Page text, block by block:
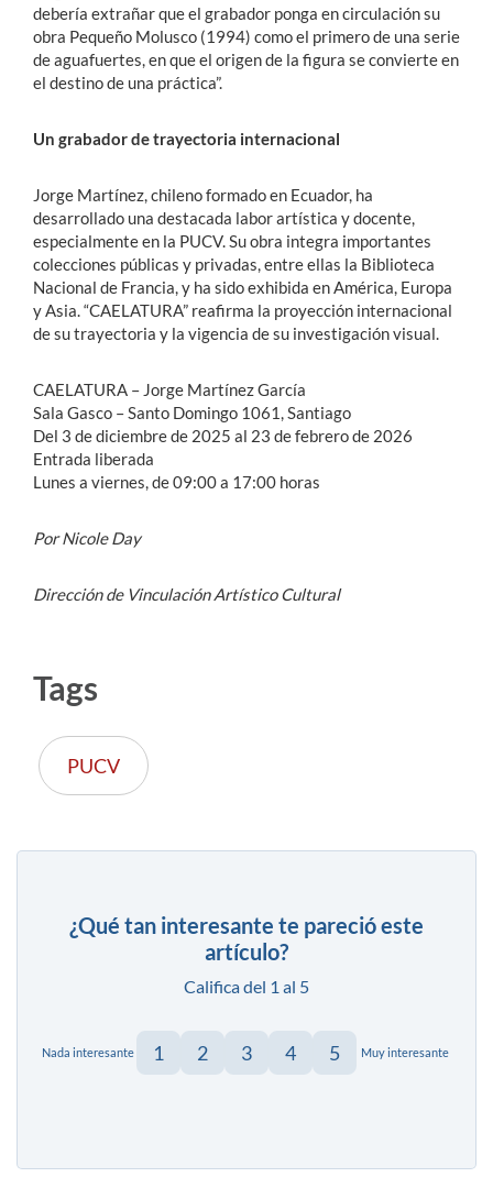
debería extrañar que el grabador ponga en circulación su
obra Pequeño Molusco (1994) como el primero de una serie
de aguafuertes, en que el origen de la figura se convierte en
el destino de una práctica”.
Un grabador de trayectoria internacional
Jorge Martínez, chileno formado en Ecuador, ha
desarrollado una destacada labor artística y docente,
especialmente en la PUCV. Su obra integra importantes
colecciones públicas y privadas, entre ellas la Biblioteca
Nacional de Francia, y ha sido exhibida en América, Europa
y Asia. “CAELATURA” reafirma la proyección internacional
de su trayectoria y la vigencia de su investigación visual.
CAELATURA – Jorge Martínez García
Sala Gasco – Santo Domingo 1061, Santiago
Del 3 de diciembre de 2025 al 23 de febrero de 2026
Entrada liberada
Lunes a viernes, de 09:00 a 17:00 horas
Por Nicole Day
Dirección de Vinculación Artístico Cultural
Tags
PUCV
¿Qué tan interesante te pareció este
artículo?
Califica del 1 al 5
Nada interesante 1 2 3 4 5 Muy interesante